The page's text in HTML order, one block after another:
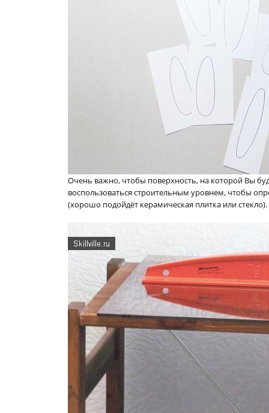
Очень важно, чтобы поверхность, на которой Вы
воспользоваться строительным уровнем, чтобы
(хорошо подойдёт керамическая плитка или стекло).